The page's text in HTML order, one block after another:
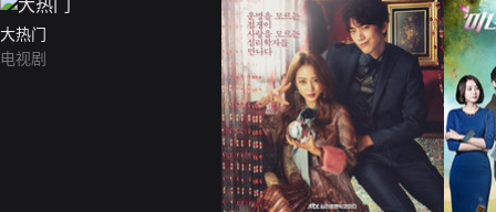
大热门
电视剧